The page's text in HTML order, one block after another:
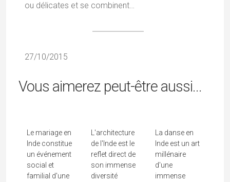
ou délicates et se combinent…
27/10/2015
Vous aimerez peut-être aussi...
Le mariage en
Inde constitue
un événement
social et
familial d'une
L'architecture
de l'Inde est le
reflet direct de
son immense
diversité
La danse en
Inde est un art
millénaire
d'une
immense